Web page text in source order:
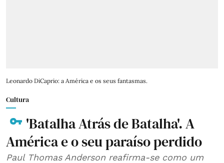
Leonardo DiCaprio: a América e os seus fantasmas.
Cultura
'Batalha Atrás de Batalha'. A
América e o seu paraíso perdido
Paul Thomas Anderson reafirma-se como um